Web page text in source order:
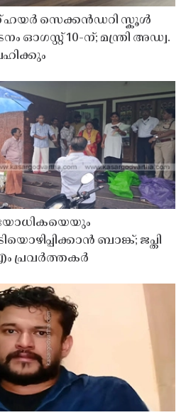
ഹയർ സെക്കൻഡറി സ്കൂൾ
ഓഗസ്റ്റ് 10-ന്; മന്ത്രി അഡ്വ.
ബാങ്ക്; ജപ്തി
പ്രവർത്തകർ